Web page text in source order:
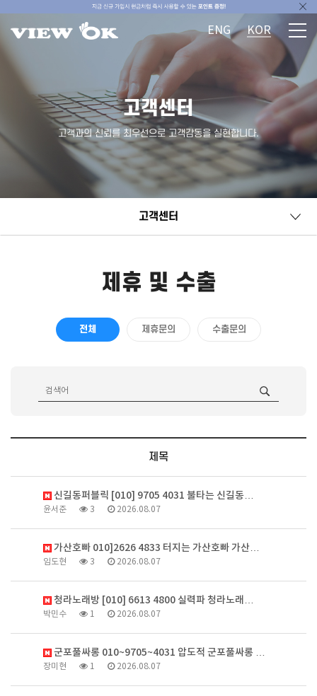
ENG KOR
고객센터
고객과의 신뢰를 최우선으로 고객감동을 실현합니다.
고객센터
제휴 및 수출
전체 제휴문의 수출문의
제목
신길동퍼블릭 [010] 9705 4031 불타는 신길동…
윤서준 3 2026.08.07
가산호빠 010]2626 4833 터지는 가산호빠 가산…
임도현 3 2026.08.07
청라노래방 [010] 6613 4800 실력파 청라노래…
박민수 1 2026.08.07
군포풀싸롱 010~9705~4031 압도적 군포풀싸롱 …
장미현 1 2026.08.07